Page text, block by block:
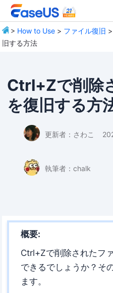
> How to Use > ファイル復旧
旧する方法
Ctrl+Zで削除
を復旧する方
更新者： さわこ
執筆者： chalk
概要:
Ctrl+Zで削除されたフ
できるでしょうか？そ
ます。